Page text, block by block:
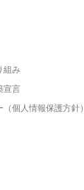
組み
宣言
個人情報保護方針）